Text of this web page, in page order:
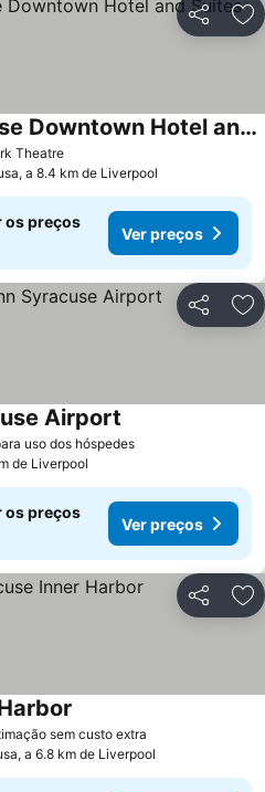
Partilhar
Theatre
Best Western Syracuse Downtown Hotel and Suites
a 8.4 km de Liverpool
os preços
Ver preços
Partilhar
uso dos hóspedes
Airport
de Liverpool
os preços
Ver preços
Partilhar
sem custo extra
a 6.8 km de Liverpool